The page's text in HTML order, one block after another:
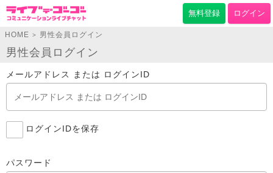
無料登録 ログイン
HOME > 男性会員ログイン
男性会員ログイン
メールアドレス または ログインID
ログインIDを保存
パスワード